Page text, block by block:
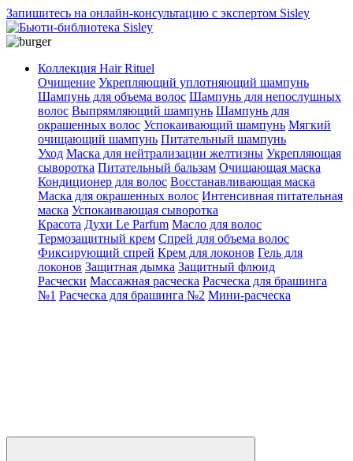
Запишитесь на онлайн-консультацию с экспертом Sisley
Коллекция Hair Rituel
Очищение Укрепляющий уплотняющий шампунь
Шампунь для объема волос Шампунь для непослушных
волос Выпрямляющий шампунь Шампунь для
окрашенных волос Успокаивающий шампунь Мягкий
очищающий шампунь Питательный шампунь
Уход Маска для нейтрализации желтизны Укрепляющая
сыворотка Питательный бальзам Очищающая маска
Кондиционер для волос Восстанавливающая маска
Маска для окрашенных волос Интенсивная питательная
маска Успокаивающая сыворотка
Красота Духи Le Parfum Масло для волос
Термозащитный крем Спрей для объема волос
Фиксирующий спрей Крем для локонов Гель для
локонов Защитная дымка Защитный флюид
Расчески Массажная расческа Расческа для брашинга
№1 Расческа для брашинга №2 Мини-расческа